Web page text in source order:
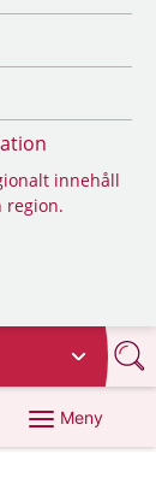
innehåll
region.
Meny